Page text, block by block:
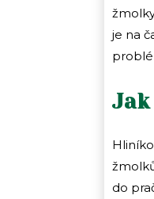
je na
do